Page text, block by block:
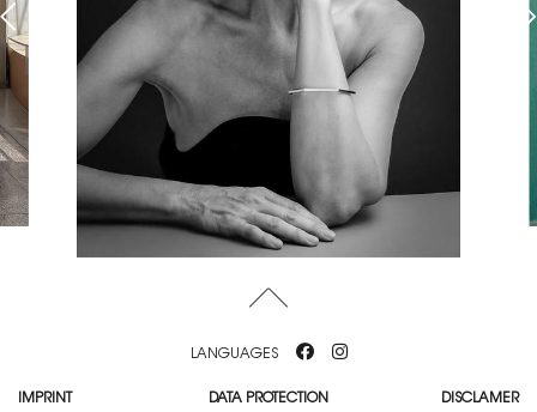
LANGUAGES
IMPRINT DATA PROTECTION DISCLAMER